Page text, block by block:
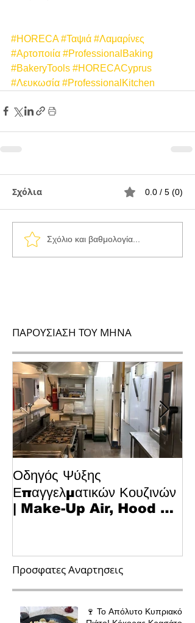
#HORECA #Ταψιά #Λαμαρίνες
#Αρτοποιία #ProfessionalBaking
#BakeryTools #HORECACyprus
#Λευκωσία #ProfessionalKitchen
Σχόλια 0.0 / 5 (0)
Σχόλιο και βαθμολογία...
ΠΑΡΟΥΣΙΑΣΗ ΤΟΥ ΜΗΝΑ
Οδηγός Ψύξης
Επαγγελματικών Κουζινών
| Make-Up Air, Hood &
Προσφατες Αναρτησεις
🍷 Το Απόλυτο Κυπριακό